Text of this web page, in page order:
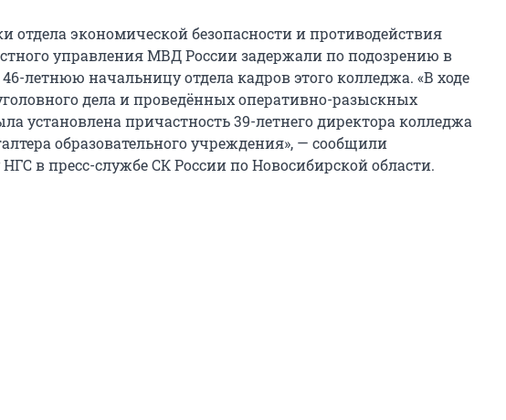
отдела экономической безопасности и противодействия
управления МВД России задержали по подозрению в
летнюю начальницу отдела кадров этого колледжа. «В ходе
дела и проведённых оперативно-разыскных
установлена причастность 39-летнего директора колледжа
образовательного учреждения», — сообщили
в пресс-службе СК России по Новосибирской области.